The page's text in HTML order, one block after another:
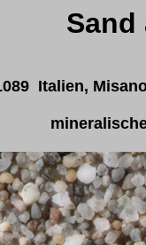
Sand
Italien,